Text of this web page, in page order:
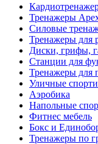
Тренажеры
Силовые
Тренажеры для
Диски, грифы,
Станции для
Тренажеры для
Уличные
Аэробика
Напольные
Фитнес мебель
Бокс и
Тренажеры по